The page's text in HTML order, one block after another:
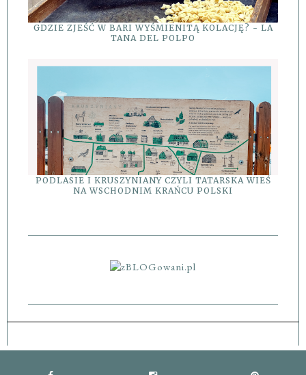
GDZIE ZJEŚĆ W BARI WYŚMIENITĄ KOLACJĘ? - LA
TANA DEL POLPO
PODLASIE I KRUSZYNIANY CZYLI TATARSKA WIEŚ
NA WSCHODNIM KRAŃCU POLSKI